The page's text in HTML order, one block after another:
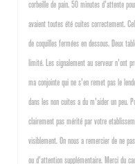
corbeille de pain. 50 minutes d'attente
avaient toutes été cuites correctement.
de coquilles fermées en dessous. Deux
limité. Les signalement au serveur n'ont
ma conjointe qui ne s'en remet pas le
dans les non cuites a du m'aider un peu.
clairement pas mérité par votre
visiblement. On nous a remercier de ne
ou d'attention supplémentaire. Merci du